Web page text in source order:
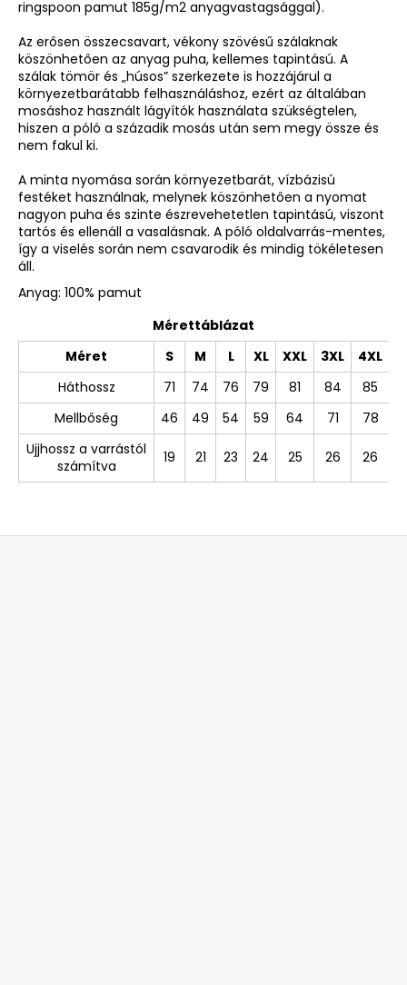
ringspoon pamut 185g/m2 anyagvastagsággal).
Az erősen összecsavart, vékony szövésű szálaknak
köszönhetően az anyag puha, kellemes tapintású. A
szálak tömör és „húsos” szerkezete is hozzájárul a
környezetbarátabb felhasználáshoz, ezért az általában
mosáshoz használt lágyítók használata szükségtelen,
hiszen a póló a századik mosás után sem megy össze és
nem fakul ki.
A minta nyomása során környezetbarát, vízbázisú
festéket használnak, melynek köszönhetően a nyomat
nagyon puha és szinte észrevehetetlen tapintású, viszont
tartós és ellenáll a vasalásnak. A póló oldalvarrás-mentes,
így a viselés során nem csavarodik és mindig tökéletesen
áll.
Anyag: 100% pamut
Mérettáblázat
Méret
S M L XL XXL 3XL
4XL
Háthossz
71 74 76 79 81 84
85
Mellbőség
46 49 54 59 64 71
78
Ujjhossz a varrástól
számítva
19 21 23 24 25 26 26
L